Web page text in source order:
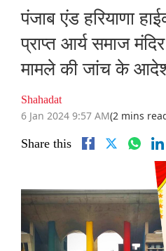
पंजाब एंड हरियाणा
प्राप्त आर्य समाज
मामले की जांच के
Shahadat
6 Jan 2024 9:57 AM(2 mins
Share this